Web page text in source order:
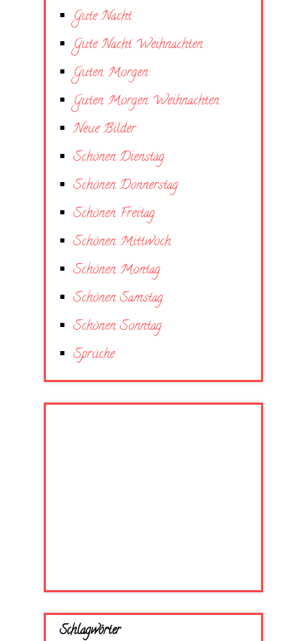
Gute Nacht
Gute Nacht Weihnachten
Guten Morgen
Guten Morgen Weihnachten
Neue Bilder
Schönen Dienstag
Schönen Donnerstag
Schönen Freitag
Schönen Mittwoch
Schönen Montag
Schönen Samstag
Schönen Sonntag
Sprüche
Schlagwörter